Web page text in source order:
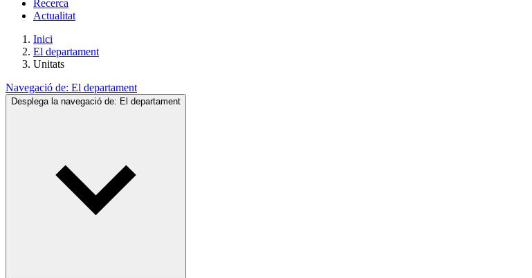
Recerca
Actualitat
Inici
El departament
Unitats
Navegació de: El departament
Desplega la navegació de: El departament